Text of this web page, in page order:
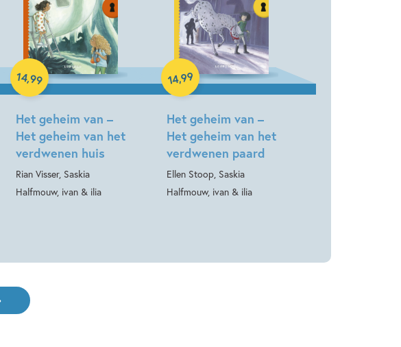
Het geheim van –
Het geheim van het
verdwenen huis
Rian Visser, Saskia
Halfmouw, ivan & ilia
14,99
Hardcover
Het geheim van –
Het geheim van het
verdwenen paard
Ellen Stoop, Saskia
Halfmouw, ivan & ilia
14,99
Hardcover